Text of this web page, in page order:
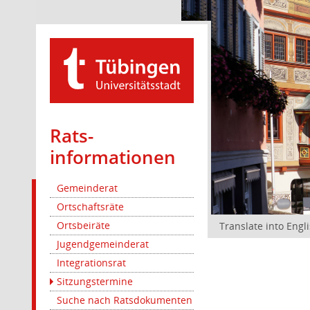
Rats­
informationen
Gemeinderat
Ortschaftsräte
Ortsbeiräte
Jugendgemeinderat
Integrationsrat
Sitzungstermine
Suche nach Ratsdokumenten
Translate into